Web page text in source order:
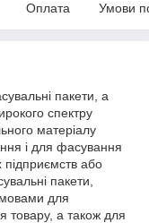
Оплата Умови
пакети, а
спектру
матеріалу
і для фасування
підприємств або
пакети,
для
товару, а також для